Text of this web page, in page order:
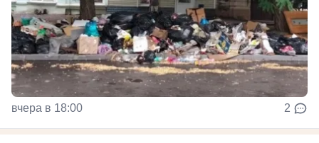
вчера в 18:00 2